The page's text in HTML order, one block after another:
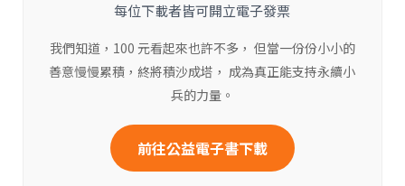
每位下載者皆可開立電子發票
我們知道，100 元看起來也許不多， 但當一份份小小的
善意慢慢累積，終將積沙成塔， 成為真正能支持永續小
兵的力量。
前往公益電子書下載